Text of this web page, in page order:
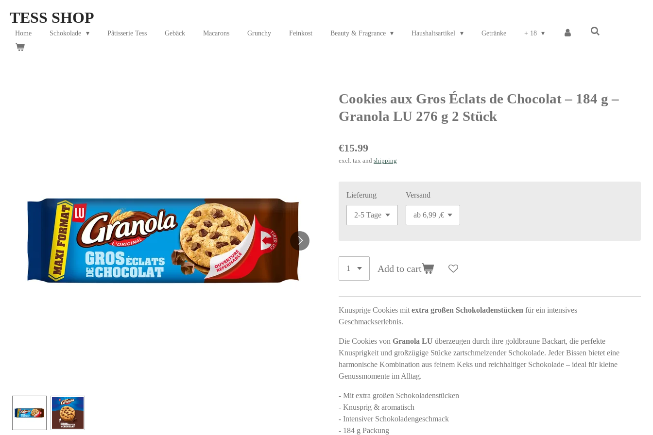
main
content
TESS SHOP
Home Schokolade Pâtisserie Tess Gebäck Macarons Grunchy Feinkost Beauty & Fragrance Haushaltsartikel Getränke + 18
Cookies aux Gros Éclats de Chocolat – 184 g –
Granola LU 276 g 2 Stück
€15.99
excl. tax and shipping
Lieferung Versand
Add to cart
Knusprige Cookies mit extra großen Schokoladenstücken für ein intensives
Geschmackserlebnis.
Die Cookies von Granola LU überzeugen durch ihre goldbraune Backart, die perfekte
Knusprigkeit und großzügige Stücke zartschmelzender Schokolade. Jeder Bissen bietet eine
harmonische Kombination aus feinem Keks und reichhaltiger Schokolade – ideal für kleine
Genussmomente im Alltag.
- Mit extra großen Schokoladenstücken
- Knusprig & aromatisch
- Intensiver Schokoladengeschmack
- 184 g Packung